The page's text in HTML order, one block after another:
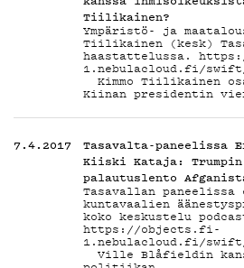
Tiilikainen?
Ympäristö- ja
Tiilikainen (kesk)
haastattelussa.
1.nebulacloud.fi/swift/
Kimmo Tiilikainen
Kiinan presidentin
7.4.2017
Tasavalta-paneelissa
Kiiski Kataja:
palautuslento
Tasavallan
kuntavaalien
koko keskustelu
https://objects.fi-
1.nebulacloud.fi/swift/
Ville Blåfieldin